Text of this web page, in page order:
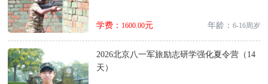
学费： 1600.00元 年龄： 6-16周岁
2026北京八一军旅励志研学强化夏令营（14
天）